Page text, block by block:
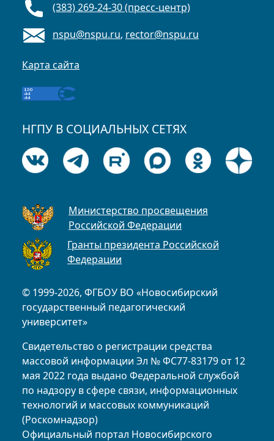
© 1999-2026, ФГБОУ ВО «Новосибирский
государственный педагогический
университет»
Свидетельство о регистрации средства
массовой информации Эл № ФС77-83179 от 12
мая 2022 года выдано Федеральной службой
по надзору в сфере связи, информационных
технологий и массовых коммуникаций
(Роскомнадзор)
Официальный портал Новосибирского
(383) 269-24-30 (пресс-центр)
nspu@nspu.ru, rector@nspu.ru
Карта сайта
НГПУ В СОЦИАЛЬНЫХ СЕТЯХ
Министерство просвещения
Российской Федерации
Гранты президента Российской
Федерации